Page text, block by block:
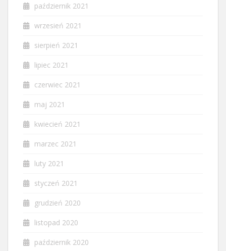
październik 2021
wrzesień 2021
sierpień 2021
lipiec 2021
czerwiec 2021
maj 2021
kwiecień 2021
marzec 2021
luty 2021
styczeń 2021
grudzień 2020
listopad 2020
październik 2020